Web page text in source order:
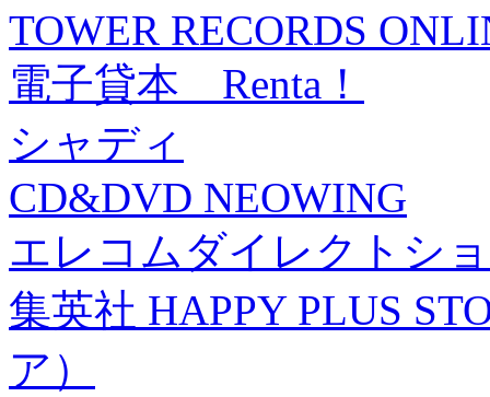
TOWER RECORDS
電子貸本 Renta！
シャディ
CD&DVD NEOWING
エレコムダイレクトシ
集英社 HAPPY PLUS
ア）